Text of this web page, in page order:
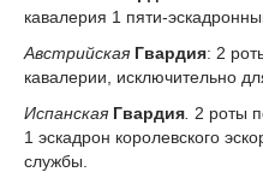
кавалерия 1 пяти-
Австрийская Гвардия: 2
кавалерии, исключительно
Испанская Гвардия 2 роты
1 эскадрон королевского
службы.